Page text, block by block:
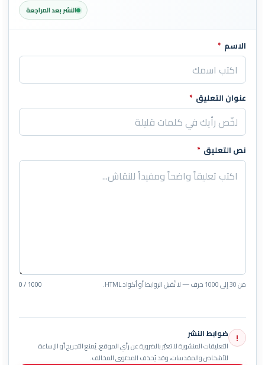
النشر بعد المراجعة
اترك هذا الحقل فارغاً
الاسم *
عنوان التعليق *
نص التعليق *
من 30 إلى 1000 حرف — لا تُقبل الروابط أو أكواد HTML. 0 / 1000
! ضوابط النشر
التعليقات المنشورة لا تعبّر بالضرورة عن رأي الموقع. يُمنع التجريح أو الإساءة
للأشخاص والمقدسات، وقد يُحذف المحتوى المخالف.